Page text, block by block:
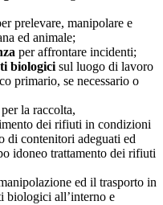
prelevare, manipolare e
ed animale;
per affrontare incidenti;
biologici sul luogo di lavoro
primario, se necessario o
per la raccolta,
dei rifiuti in condizioni
di contenitori adeguati ed
idoneo trattamento dei rifiuti
ed il trasporto in
biologici all’interno e